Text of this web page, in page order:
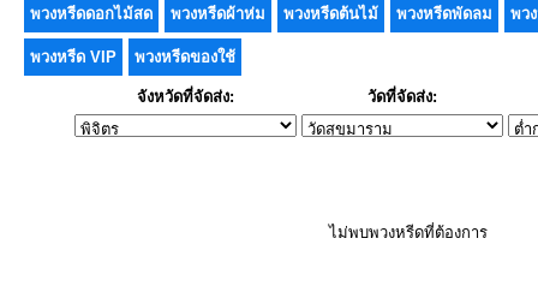
พวงหรีดดอกไม้สด พวงหรีดผ้าห่ม พวงหรีดต้นไม้ พวงหรีดพัดลม พว
พวงหรีด VIP พวงหรีดของใช้
จังหวัดที่จัดส่ง: วัดที่จัดส่ง:
ไม่พบพวงหรีดที่ต้องการ